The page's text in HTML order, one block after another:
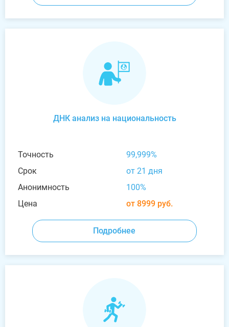
ДНК анализ на национальность
Точность
99,999%
Срок
от 21 дня
Анонимность
100%
Цена
от 8999 руб.
Подробнее